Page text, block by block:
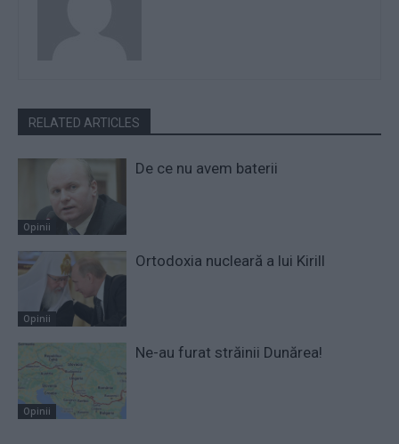
RELATED ARTICLES
Opinii
De ce nu avem baterii
Opinii
Ortodoxia nucleară a lui Kirill
Opinii
Ne-au furat străinii Dunărea!